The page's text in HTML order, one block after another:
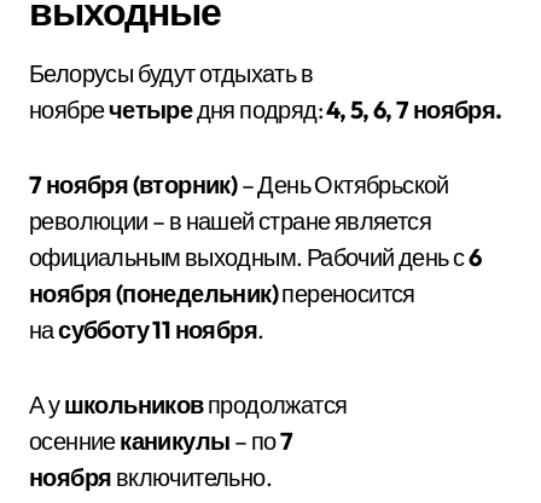
выходные
Белорусы будут отдыхать в
ноябречетыредня подряд:4, 5, 6, 7 ноября.
7 ноября (вторник)– День Октябрьской
революции – в нашей стране является
официальным выходным. Рабочий день с6
ноября (понедельник)переносится
насубботу 11 ноября.
А ушкольниковпродолжатся
осенниеканикулы – по7
ноября включительно.